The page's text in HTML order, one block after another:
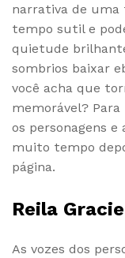
narrativa de uma
tempo sutil e
quietude
sombrios baixar
você acha que
memorável?
os personagens
muito tempo
página.
Reila
As vozes dos